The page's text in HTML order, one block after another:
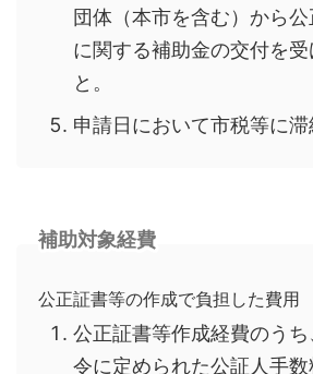
団体（本市を含む）から
に関する補助金の交付を受
と。
申請日において市税等に滞
補助対象経費
公正証書等の作成で負担した費用
公正証書等作成経費のう
令に定められた公証人手